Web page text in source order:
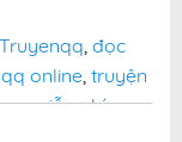
, đọc
online,truyện
miễn phí